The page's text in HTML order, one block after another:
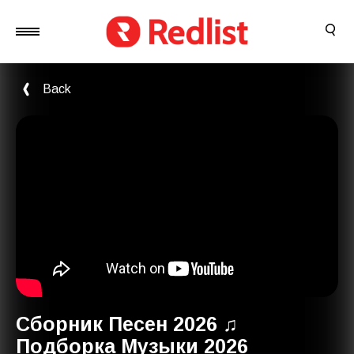
Back
Сборник Песен 2026 ♫
Подборка Mузыки 2026